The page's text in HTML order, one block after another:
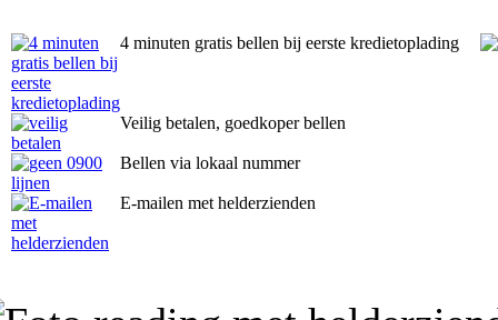
4 minuten gratis bellen bij eerste kredietoplading
Veilig betalen, goedkoper bellen
Bellen via lokaal nummer
E-mailen met helderzienden